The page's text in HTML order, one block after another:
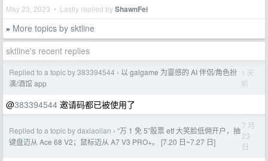
May 23, 2023 • Lastly replied byShawnFei
» More topics by sktline
sktline's recent replies
Replied to a topic by 383394544 › 以 galgame 为靈感的 AI 伴侶/角色扮
演/酒馆 app
1 天
前
@383394544 邀请码都已被使用了
Replied to a topic by daxiaolian › “万 1 免 5”股票 etf 大笑脸低佣开户，抽
键盘迈从 Ace 68 V2；鼠标迈从 A7 V3 PRO+。 [7.20 日~7.27 日]
7 月
23
日